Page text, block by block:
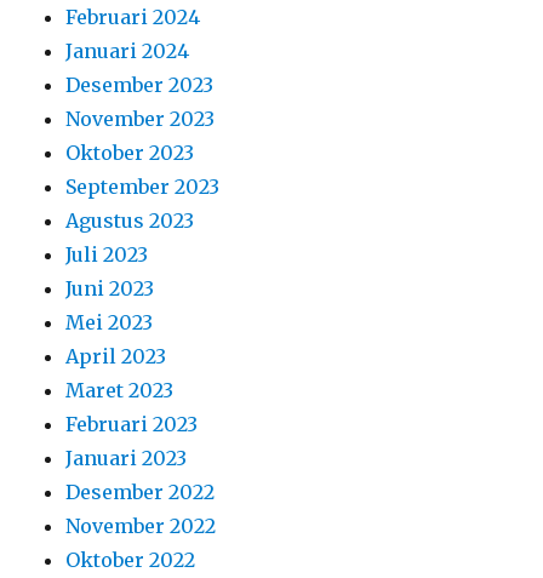
Februari 2024
Januari 2024
Desember 2023
November 2023
Oktober 2023
September 2023
Agustus 2023
Juli 2023
Juni 2023
Mei 2023
April 2023
Maret 2023
Februari 2023
Januari 2023
Desember 2022
November 2022
Oktober 2022